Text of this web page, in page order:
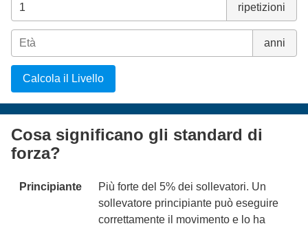
ripetizioni
anni
Calcola il Livello
Cosa significano gli standard di
forza?
Principiante
Più forte del 5% dei sollevatori. Un
sollevatore principiante può eseguire
correttamente il movimento e lo ha